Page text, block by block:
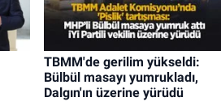
TBMM'de gerilim yükseldi:
Bülbül masayı yumrukladı,
Dalgın'ın üzerine yürüdü